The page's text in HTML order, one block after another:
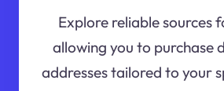
Explore reliable sources
allowing you to purchase
addresses tailored to your